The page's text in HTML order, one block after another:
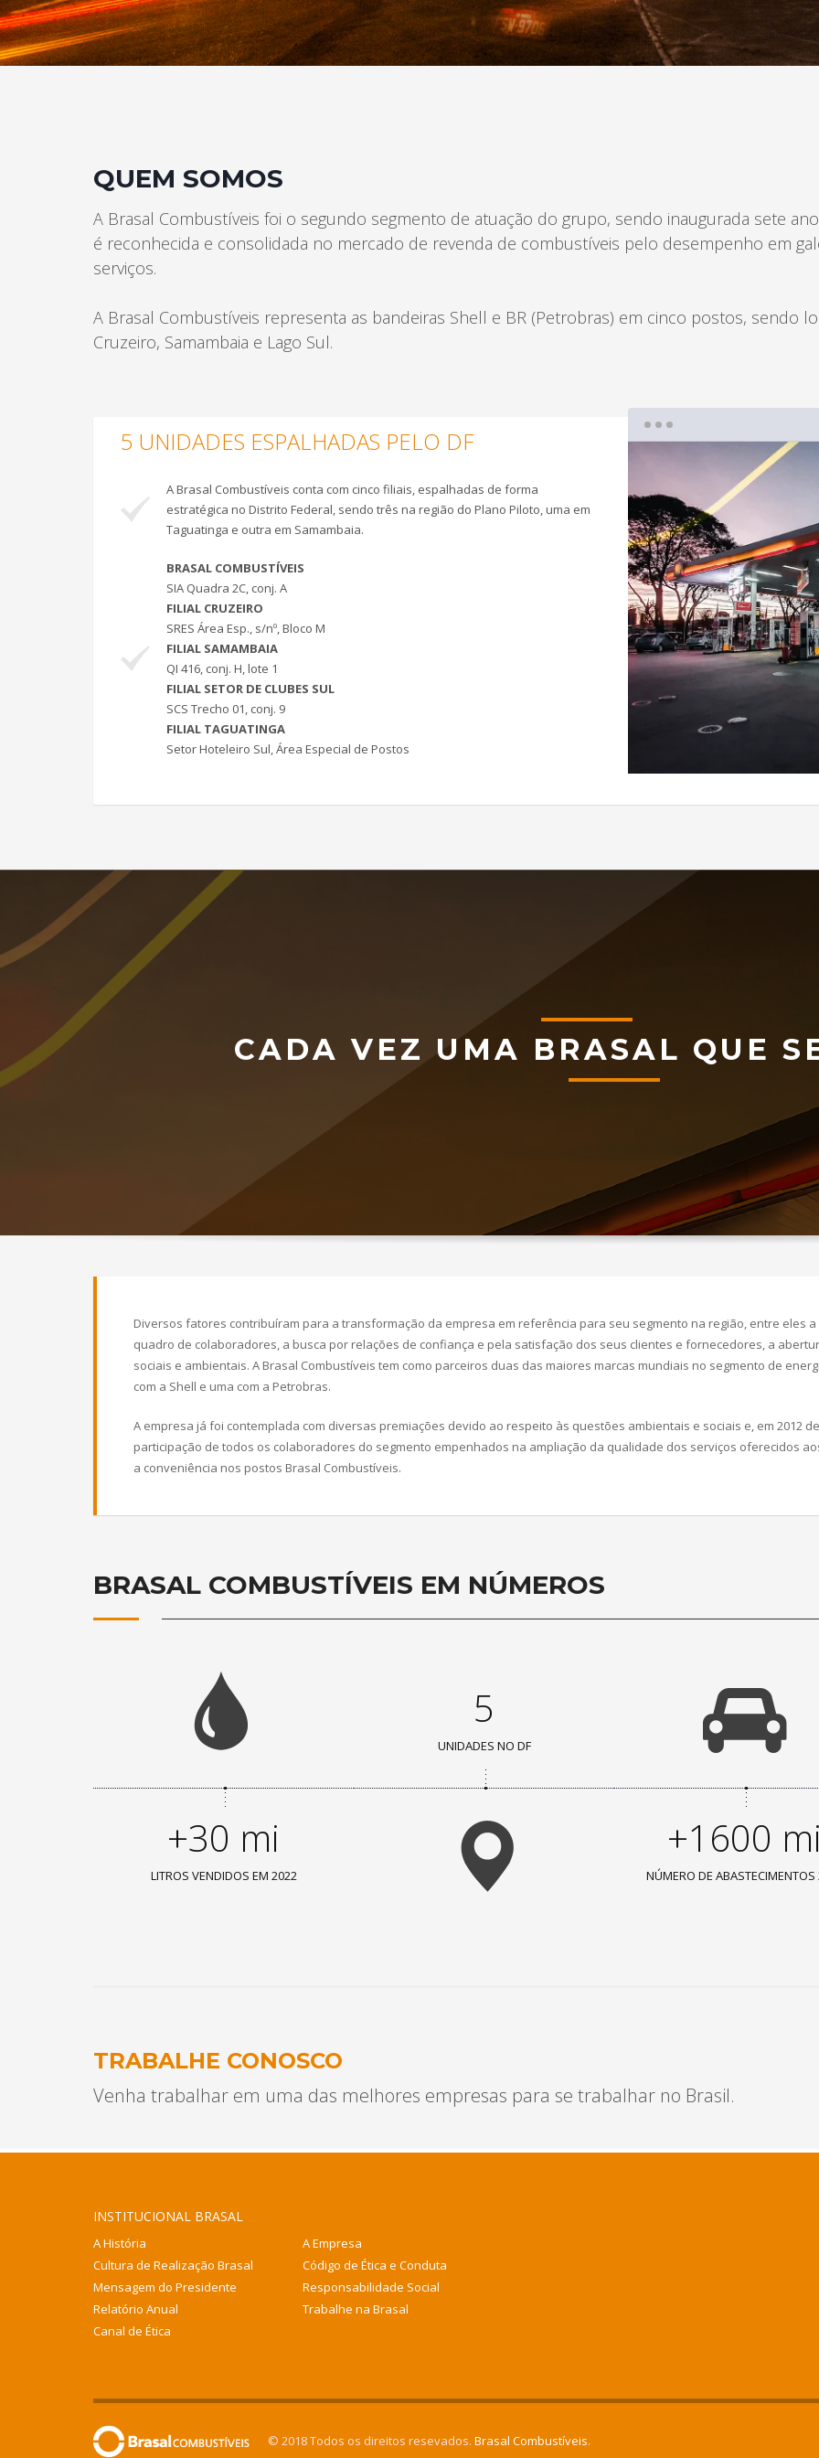
Fone: (62) 3488-1181 – 3488-1223
Unaí (MG)
Rodovia Três Jorge 7.300 Norte –
Ceilândia
QNN 30 Área Especial F
Fone: (61) 3035-6666
Se você procura outrs contatos, entre em contato conosco, enviando um e-mail para contato@brasal.com.br. Obrigado!
QUEM SOMOS
A Brasal Combustíveis foi o segundo segmento de atuação do grupo, sendo inaugurada sete
é reconhecida e consolidada no mercado de revenda de combustíveis pelo desempenho em
serviços.
A Brasal Combustíveis representa as bandeiras Shell e BR (Petrobras) em cinco postos, sendo
Cruzeiro, Samambaia e Lago Sul.
5 UNIDADES ESPALHADAS PELO DF
A Brasal Combustíveis conta com cinco filiais, espalhadas de forma
estratégica no Distrito Federal, sendo três na região do Plano Piloto, uma em
Taguatinga e outra em Samambaia.
BRASAL COMBUSTÍVEIS
SIA Quadra 2C, conj. A
FILIAL CRUZEIRO
SRES Área Esp., s/nº, Bloco M
FILIAL SAMAMBAIA
QI 416, conj. H, lote 1
FILIAL SETOR DE CLUBES SUL
SCS Trecho 01, conj. 9
FILIAL TAGUATINGA
Setor Hoteleiro Sul, Área Especial de Postos
CADA VEZ UMA BRASAL QUE
Diversos fatores contribuíram para a transformação da empresa em referência para seu segmento na região, entre eles
quadro de colaboradores, a busca por relações de confiança e pela satisfação dos seus clientes e fornecedores, a
sociais e ambientais. A Brasal Combustíveis tem como parceiros duas das maiores marcas mundiais no segmento de
com a Shell e uma com a Petrobras.
A empresa já foi contemplada com diversas premiações devido ao respeito às questões ambientais e sociais e, em 2012
participação de todos os colaboradores do segmento empenhados na ampliação da qualidade dos serviços oferecidos
a conveniência nos postos Brasal Combustíveis.
BRASAL COMBUSTÍVEIS EM NÚMEROS
+30 mi
LITROS VENDIDOS EM 2022
5
UNIDADES NO DF
+1600
NÚMERO DE
TRABALHE CONOSCO
Venha trabalhar em uma das melhores empresas para se trabalhar no Brasil.
INSTITUCIONAL BRASAL
A História
A Empresa
Cultura de Realização Brasal
Código de Ética e Conduta
Mensagem do Presidente
Responsabilidade Social
Relatório Anual
Trabalhe na Brasal
Canal de Ética
© 2018 Todos os direitos resevados. Brasal Combustíveis.